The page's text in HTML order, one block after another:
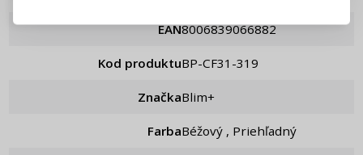
EAN 8006839066882
Kod produktu BP-CF31-319
Značka Blim+
Farba Béžový , Priehľadný
Pripomenutie hesla